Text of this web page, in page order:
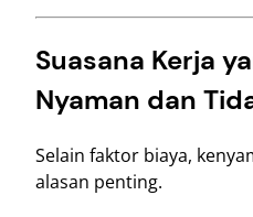
Suasana Kerja
Nyaman dan
Selain faktor biaya,
alasan penting.